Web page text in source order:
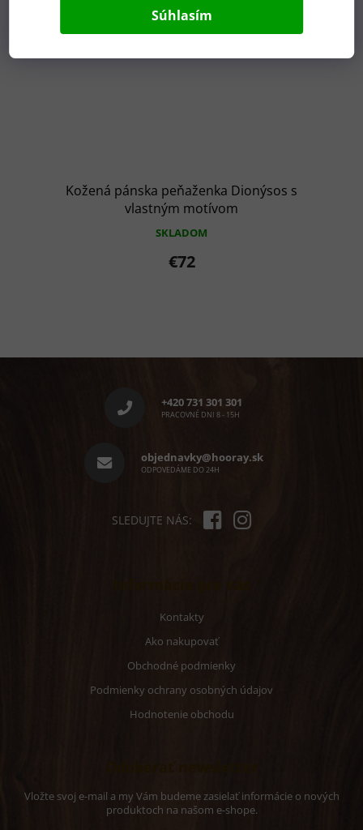
Súhlasím
Kožená pánska peňaženka Dionýsos s
vlastným motívom
SKLADOM
€72
Z
+420 731 301 301
PRACOVNÉ DNI 8 - 15H
objednavky@hooray.sk
ODPOVEDÁME DO 24H
SLEDUJTE NÁS:
Kontakty
Ako nakupovať
Obchodné podmienky
Podmienky ochrany osobných údajov
Hodnotenie obchodu
Vložte svoj e-mail a my Vám budeme zasielať informácie o nových
produktoch na našom e-shope.